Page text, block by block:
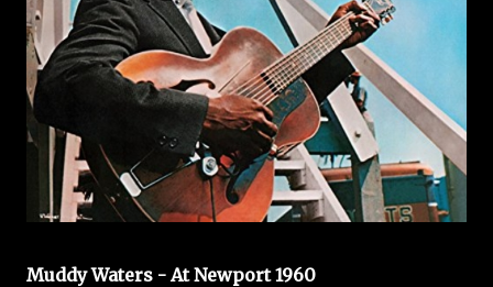
Muddy Waters - At Newport 1960